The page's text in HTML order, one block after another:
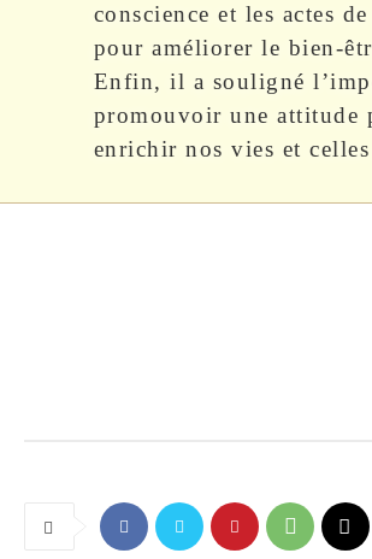
conscience et les actes
pour améliorer le bien-
Enfin, il a souligné
promouvoir une attitude
enrichir nos vies et celles